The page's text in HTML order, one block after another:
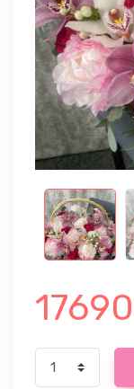
17690